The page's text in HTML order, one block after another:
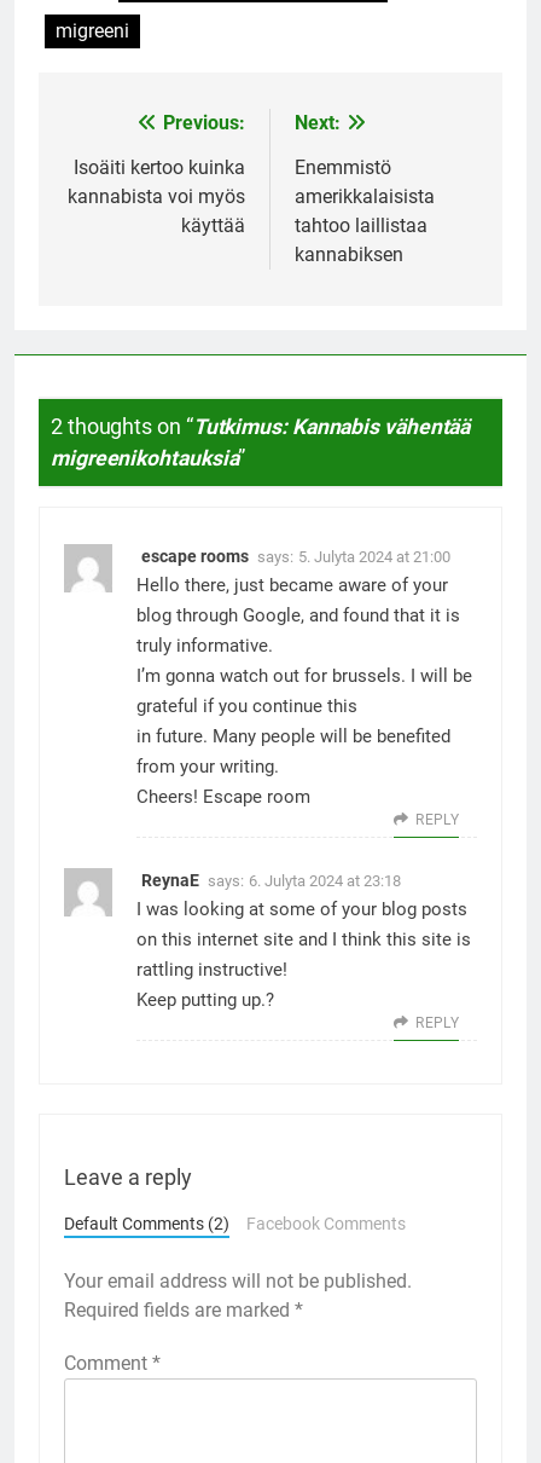
migreeni
navigation
Previous:
Isoäiti kertoo kuinka
kannabista voi myös
käyttää
Next:
Enemmistö
amerikkalaisista
tahtoo laillistaa
kannabiksen
2 thoughts on “Tutkimus: Kannabis vähentää
migreenikohtauksia”
escape rooms says: 5. Julyta 2024 at 21:00
Hello there, just became aware of your
blog through Google, and found that it is
truly informative.
I’m gonna watch out for brussels. I will be
grateful if you continue this
in future. Many people will be benefited
from your writing.
Cheers! Escape room
REPLY
ReynaE says: 6. Julyta 2024 at 23:18
I was looking at some of your blog posts
on this internet site and I think this site is
rattling instructive!
Keep putting up.?
REPLY
Leave a reply
Default Comments (2) Facebook Comments
Your email address will not be published.
Required fields are marked *
Comment *